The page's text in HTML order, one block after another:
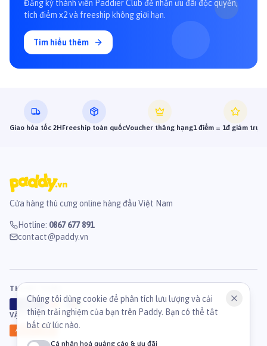
Đăng ký thành viên Paddier Club để nhận ưu đãi độc quyền,
tích điểm x2 và freeship không giới hạn.
Tìm hiểu thêm
Giao hỏa tốc 2HFreeship toàn quốcVoucher thăng hạng1 điểm = 1đ giảm trực
Cửa hàng thú cưng online hàng đầu Việt Nam
Hotline: 0867 677 891
contact@paddy.vn
THANH TOÁN
B
VẬN CHUYỂN
Ahamove
Chúng tôi dùng cookie để phân tích lưu lượng và cải
thiện trải nghiệm của bạn trên Paddy. Bạn có thể tắt
bất cứ lúc nào.
Cá nhân hoá quảng cáo & ưu đãi